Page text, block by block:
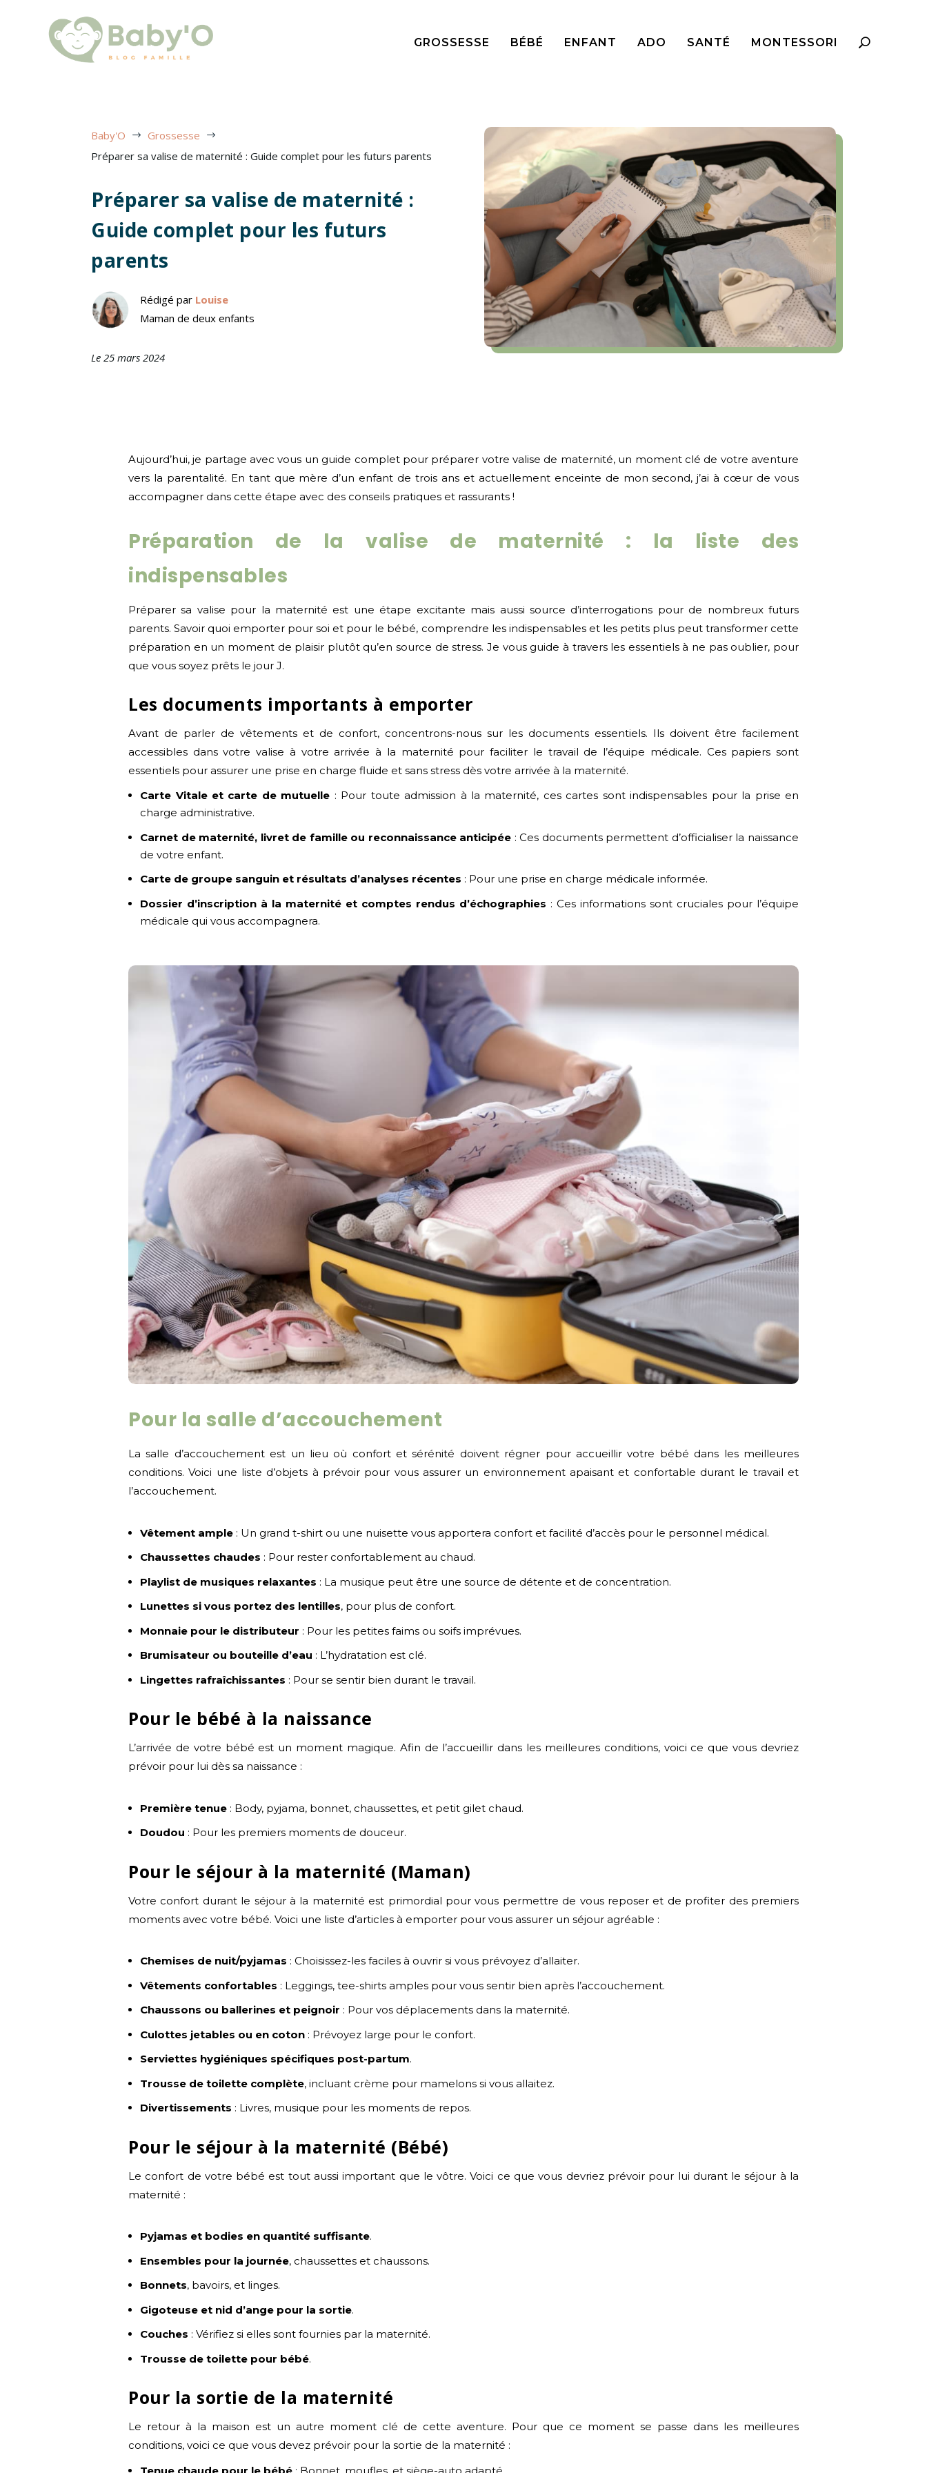
GROSSESSE BÉBÉ ENFANT ADO SANTÉ MONTESSORI
Baby'O $ Grossesse $
Préparer sa valise de maternité : Guide complet pour les futurs parents
Préparer sa valise de maternité :
Guide complet pour les futurs
parents
Rédigé par Louise
Maman de deux enfants
Le 25 mars 2024
Aujourd’hui, je partage avec vous un guide complet pour préparer votre valise de maternité, un moment clé de votre aventure
vers la parentalité. En tant que mère d’un enfant de trois ans et actuellement enceinte de mon second, j’ai à cœur de vous
accompagner dans cette étape avec des conseils pratiques et rassurants !
Préparation de la valise de maternité : la liste des
indispensables
Préparer sa valise pour la maternité est une étape excitante mais aussi source d’interrogations pour de nombreux futurs
parents. Savoir quoi emporter pour soi et pour le bébé, comprendre les indispensables et les petits plus peut transformer cette
préparation en un moment de plaisir plutôt qu’en source de stress. Je vous guide à travers les essentiels à ne pas oublier, pour
que vous soyez prêts le jour J.
Les documents importants à emporter
Avant de parler de vêtements et de confort, concentrons-nous sur les documents essentiels. Ils doivent être facilement
accessibles dans votre valise à votre arrivée à la maternité pour faciliter le travail de l’équipe médicale. Ces papiers sont
essentiels pour assurer une prise en charge fluide et sans stress dès votre arrivée à la maternité.
Carte Vitale et carte de mutuelle : Pour toute admission à la maternité, ces cartes sont indispensables pour la prise en
charge administrative.
Carnet de maternité, livret de famille ou reconnaissance anticipée : Ces documents permettent d’officialiser la naissance
de votre enfant.
Carte de groupe sanguin et résultats d’analyses récentes : Pour une prise en charge médicale informée.
Dossier d’inscription à la maternité et comptes rendus d’échographies : Ces informations sont cruciales pour l’équipe
médicale qui vous accompagnera.
Pour la salle d’accouchement
La salle d’accouchement est un lieu où confort et sérénité doivent régner pour accueillir votre bébé dans les meilleures
conditions. Voici une liste d’objets à prévoir pour vous assurer un environnement apaisant et confortable durant le travail et
l’accouchement.
Vêtement ample : Un grand t-shirt ou une nuisette vous apportera confort et facilité d’accès pour le personnel médical.
Chaussettes chaudes : Pour rester confortablement au chaud.
Playlist de musiques relaxantes : La musique peut être une source de détente et de concentration.
Lunettes si vous portez des lentilles, pour plus de confort.
Monnaie pour le distributeur : Pour les petites faims ou soifs imprévues.
Brumisateur ou bouteille d’eau : L’hydratation est clé.
Lingettes rafraîchissantes : Pour se sentir bien durant le travail.
Pour le bébé à la naissance
L’arrivée de votre bébé est un moment magique. Afin de l’accueillir dans les meilleures conditions, voici ce que vous devriez
prévoir pour lui dès sa naissance :
Première tenue : Body, pyjama, bonnet, chaussettes, et petit gilet chaud.
Doudou : Pour les premiers moments de douceur.
Pour le séjour à la maternité (Maman)
Votre confort durant le séjour à la maternité est primordial pour vous permettre de vous reposer et de profiter des premiers
moments avec votre bébé. Voici une liste d’articles à emporter pour vous assurer un séjour agréable :
Chemises de nuit/pyjamas : Choisissez-les faciles à ouvrir si vous prévoyez d’allaiter.
Vêtements confortables : Leggings, tee-shirts amples pour vous sentir bien après l’accouchement.
Chaussons ou ballerines et peignoir : Pour vos déplacements dans la maternité.
Culottes jetables ou en coton : Prévoyez large pour le confort.
Serviettes hygiéniques spécifiques post-partum.
Trousse de toilette complète, incluant crème pour mamelons si vous allaitez.
Divertissements : Livres, musique pour les moments de repos.
Pour le séjour à la maternité (Bébé)
Le confort de votre bébé est tout aussi important que le vôtre. Voici ce que vous devriez prévoir pour lui durant le séjour à la
maternité :
Pyjamas et bodies en quantité suffisante.
Ensembles pour la journée, chaussettes et chaussons.
Bonnets, bavoirs, et linges.
Gigoteuse et nid d’ange pour la sortie.
Couches : Vérifiez si elles sont fournies par la maternité.
Trousse de toilette pour bébé.
Pour la sortie de la maternité
Le retour à la maison est un autre moment clé de cette aventure. Pour que ce moment se passe dans les meilleures
conditions, voici ce que vous devez prévoir pour la sortie de la maternité :
Tenue chaude pour le bébé : Bonnet, moufles, et siège-auto adapté.